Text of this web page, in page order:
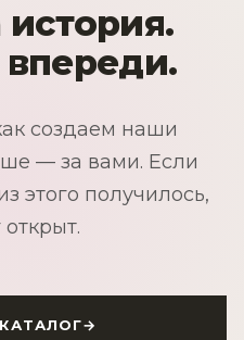
создаем наши
— за вами. Если
этого получилось,
открыт.
→